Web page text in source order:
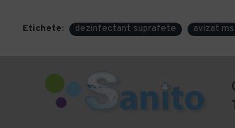
Etichete: dezinfectant suprafete avizat ms